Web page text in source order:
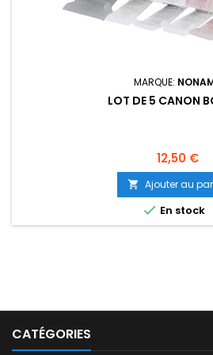
MARQUE:
LOT DE 5 CANON
Prix
12,50 €
 Ajouter au
 En stock
CATÉGORIES